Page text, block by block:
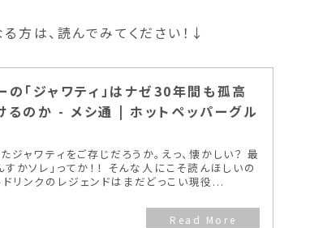
方は、読んでみてください！↓
「ジャワティ」はナゼ30年間も孤高
るのか - メシ通 | ホットペッパーグル
ャワティをご存じだろうか。えっ、懐かしい？ 最
かソレ」ってか！！ そんな人にこそ読んほしいの
リンクのレジェンドはまだどっこい現役...